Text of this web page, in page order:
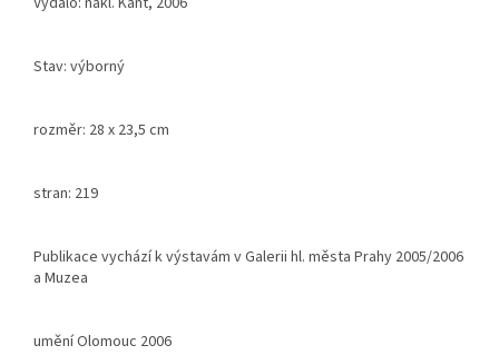
Stav: výborný
rozměr: 28 x 23,5 cm
stran: 219
Publikace vychází k výstavám v Galerii hl. města Prahy 2005/2006
a Muzea
umění Olomouc 2006